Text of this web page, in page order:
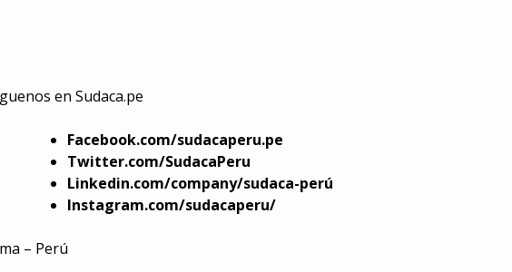
en Sudaca.pe
Facebook.com/sudacaperu.pe
Twitter.com/SudacaPeru
Linkedin.com/company/sudaca-perú
Instagram.com/sudacaperu/
– Perú